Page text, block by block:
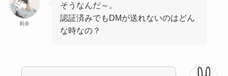
莉奈
そうなんだ～。
認証済みでもDMが送れないのはどん
な時なの？